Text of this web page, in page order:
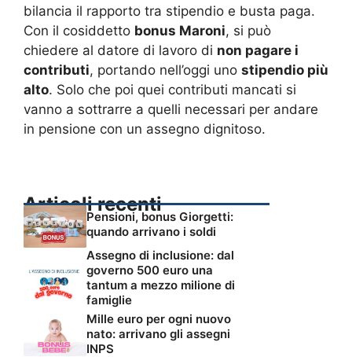
bilancia il rapporto tra stipendio e busta paga.
Con il cosiddetto bonus Maroni, si può
chiedere al datore di lavoro di non pagare i
contributi, portando nell’oggi uno stipendio più
alto. Solo che poi quei contributi mancati si
vanno a sottrarre a quelli necessari per andare
in pensione con un assegno dignitoso.
Articoli recenti
Pensioni, bonus Giorgetti:
quando arrivano i soldi
Assegno di inclusione: dal
governo 500 euro una
tantum a mezzo milione di
famiglie
Mille euro per ogni nuovo
nato: arrivano gli assegni
INPS